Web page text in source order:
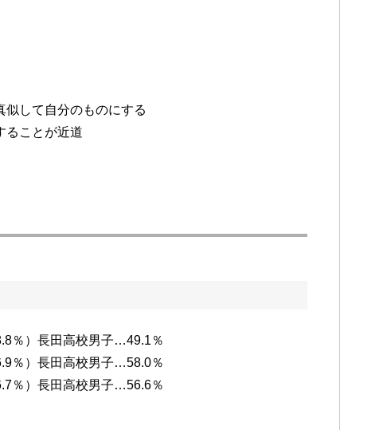
似して自分のものにする
ることが近道
％）長田高校男子…49.1％
％）長田高校男子…58.0％
％）長田高校男子…56.6％